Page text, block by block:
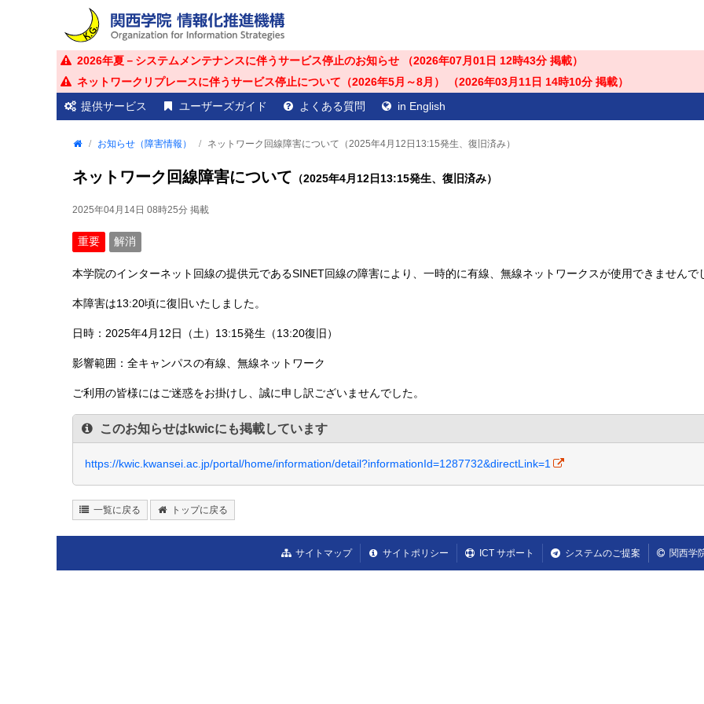
2026年夏－システムメンテナンスに伴うサービス停止のお知らせ （2026年07月01日 12時43分 掲載）
ネットワークリプレースに伴うサービス停止について（2026年5月～8月） （2026年03月11日 14時10分 掲載）
提供サービス
ユーザーズガイド よくある質問 in English
お知らせ（障害情報） ネットワーク回線障害について（2025年4月12日13:15発生、復旧済み）
ネットワーク回線障害について （2025年4月12日13:15発生、復旧済み）
2025年04月14日 08時25分 掲載
重要 解消
本学院のインターネット回線の提供元であるSINET回線の障害により、一時的に有線、無線ネットワークスが使用できませんで
本障害は13:20頃に復旧いたしました。
日時：2025年4月12日（土）13:15発生（13:20復旧）
影響範囲：全キャンパスの有線、無線ネットワーク
ご利用の皆様にはご迷惑をお掛けし、誠に申し訳ございませんでした。
このお知らせはkwicにも掲載しています
https://kwic.kwansei.ac.jp/portal/home/information/detail?informationId=1287732&directLink=1
一覧に戻る トップに戻る
サイトマップ サイトポリシー ICT サポート システムのご提案 関西学